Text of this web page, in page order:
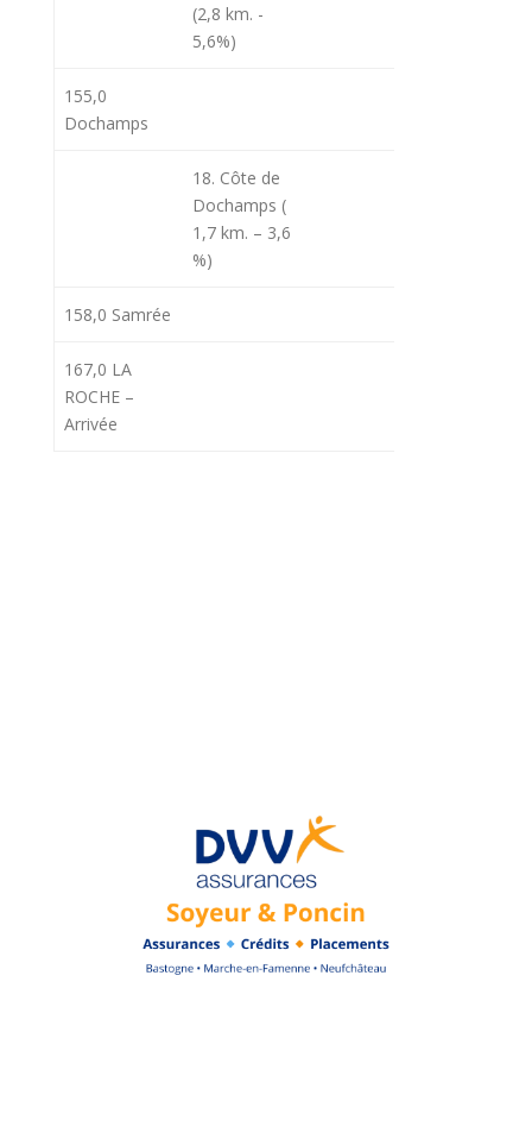
(2,8 km. -
5,6%)
155,0
Dochamps
18. Côte de
Dochamps (
1,7 km. – 3,6
%)
158,0 Samrée
167,0 LA
ROCHE –
Arrivée